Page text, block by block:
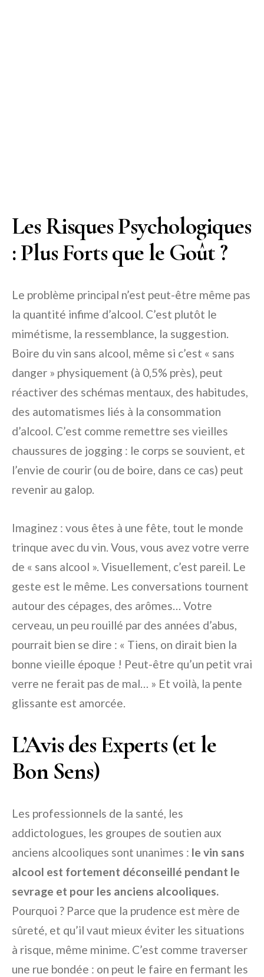
Les Risques Psychologiques
: Plus Forts que le Goût ?
Le problème principal n’est peut-être même pas
la quantité infime d’alcool. C’est plutôt le
mimétisme, la ressemblance, la suggestion.
Boire du vin sans alcool, même si c’est « sans
danger » physiquement (à 0,5% près), peut
réactiver des schémas mentaux, des habitudes,
des automatismes liés à la consommation
d’alcool. C’est comme remettre ses vieilles
chaussures de jogging : le corps se souvient, et
l’envie de courir (ou de boire, dans ce cas) peut
revenir au galop.
Imaginez : vous êtes à une fête, tout le monde
trinque avec du vin. Vous, vous avez votre verre
de « sans alcool ». Visuellement, c’est pareil. Le
geste est le même. Les conversations tournent
autour des cépages, des arômes… Votre
cerveau, un peu rouillé par des années d’abus,
pourrait bien se dire : « Tiens, on dirait bien la
bonne vieille époque ! Peut-être qu’un petit vrai
verre ne ferait pas de mal… » Et voilà, la pente
glissante est amorcée.
L’Avis des Experts (et le
Bon Sens)
Les professionnels de la santé, les
addictologues, les groupes de soutien aux
anciens alcooliques sont unanimes : le vin sans
alcool est fortement déconseillé pendant le
sevrage et pour les anciens alcooliques.
Pourquoi ? Parce que la prudence est mère de
sûreté, et qu’il vaut mieux éviter les situations
à risque, même minime. C’est comme traverser
une rue bondée : on peut le faire en fermant les